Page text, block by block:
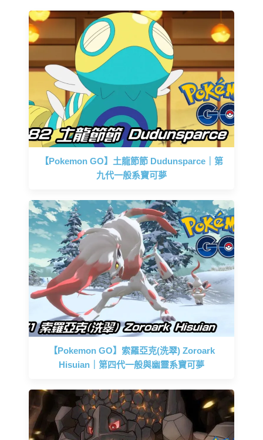
【Pokemon GO】土龍節節 Dudunsparce｜第
九代一般系寶可夢
【Pokemon GO】索羅亞克(洗翠) Zoroark
Hisuian｜第四代一般與幽靈系寶可夢